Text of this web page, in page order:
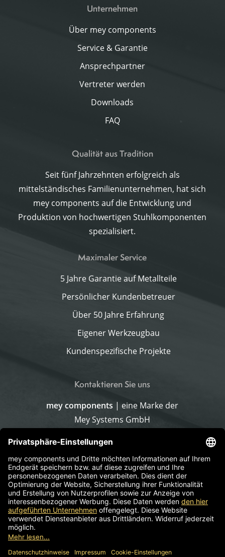
Unternehmen
Über mey components
Service & Garantie
Ansprechpartner
Vertreter werden
Downloads
FAQ
Qualität aus Tradition
Seit fünf Jahrzehnten erfolgreich als
mittelständisches Familienunternehmen, hat sich
mey components auf die Entwicklung und
Produktion von hochwertigen Stuhlkomponenten
spezialisiert.
Maximaler Service
5 Jahre Garantie auf Metallteile
Persönlicher Kundenbetreuer
Über 50 Jahre Erfahrung
Eigener Werkzeugbau
Kundenspezifische Projekte
Kontaktieren Sie uns
mey components | eine Marke der
Mey Systems GmbH
96145 Sesslach-Merlach
Deutschland
Telefon+499567 9226-0
E-Mail schreiben